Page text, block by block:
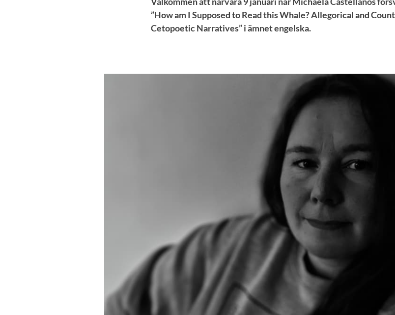
”How am I Supposed to Read this Whale? Allegorical and
Cetopoetic Narratives” i ämnet engelska.